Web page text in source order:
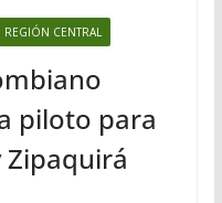
REGIÓN CENTRAL
piloto para